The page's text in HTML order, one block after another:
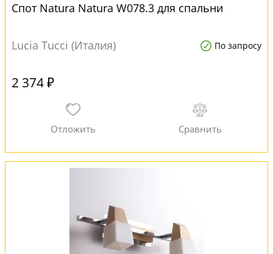
Спот Natura Natura W078.3 для спальни
Lucia Tucci (Италия) По запросу
2 374 ₽